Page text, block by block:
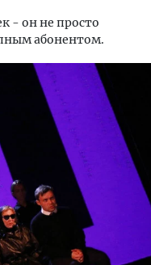
- он не просто
абонентом.